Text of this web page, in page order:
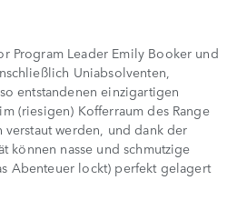
Program Leader Emily Booker und
Uniabsolventen,
entstandenen einzigartigen
(riesigen) Kofferraum des Range
werden, und dank der
können nasse und schmutzige
Abenteuer lockt) perfekt gelagert